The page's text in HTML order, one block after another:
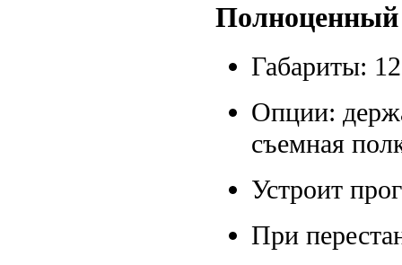
Габариты:
Опции:
съемная
Устроит
При